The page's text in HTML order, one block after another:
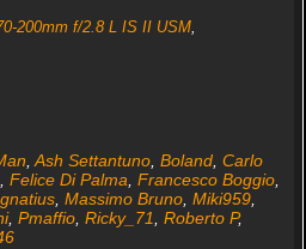
200mm f/2.8 L IS II USM,
,Ash Settantuno, Boland, Carlo
, Felice Di Palma, Francesco Boggio,
, Massimo Bruno, Miki959,
, Pmaffio, Ricky_71, Roberto P,